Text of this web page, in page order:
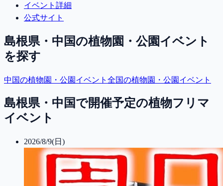
イベント詳細
公式サイト
島根県・中国の植物園・公園イベント
を探す
中国の植物園・公園イベント 全国の植物園・公園イベント
島根県・中国で開催予定の植物フリマ
イベント
2026/8/9(日)